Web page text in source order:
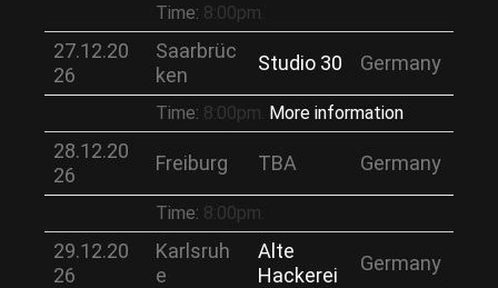
Time: 8:00pm.
27.12.20
26
Saarbrüc
ken
Studio 30 Germany
Time: 8:00pm. More information
28.12.20
26
Freiburg TBA Germany
Time: 8:00pm.
29.12.20
26
Karlsruh
e
Alte
Hackerei
Germany